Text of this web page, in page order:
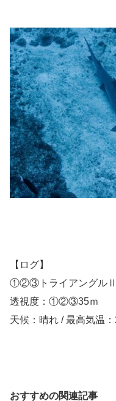
【ログ】
①②③トライアングルⅡ
透視度：①②③35ｍ
天候：晴れ / 最高気温
おすすめの関連記事